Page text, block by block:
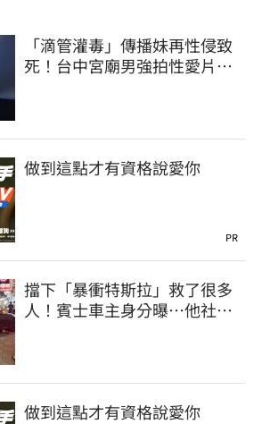
「滴管灌毒」傳播妹再性侵致
死！台中宮廟男強拍性愛片
做到這點才有資格說愛你
PR
擋下「暴衝特斯拉」救了很多
人！賓士車主身分曝…他社群
做到這點才有資格說愛你